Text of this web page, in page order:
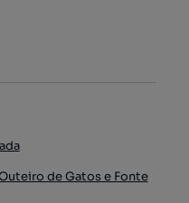
de Gatos e Fonte